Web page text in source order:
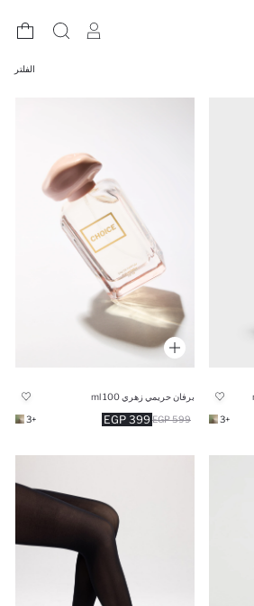
الفلتر
+3
برفان حريمي زهري 100 ml
399 EGP 599 EGP
+3